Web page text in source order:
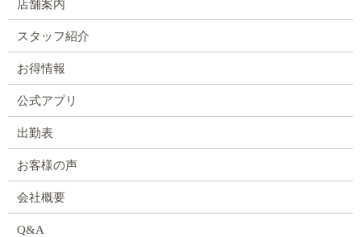
店舗案内
スタッフ紹介
お得情報
公式アプリ
出勤表
お客様の声
会社概要
Q&A